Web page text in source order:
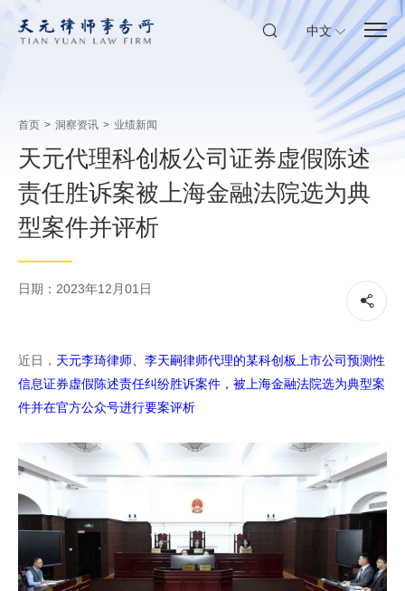
中文
首页 > 洞察资讯 > 业绩新闻
天元代理科创板公司证券虚假陈述
责任胜诉案被上海金融法院选为典
型案件并评析
日期：2023年12月01日
近日， 天元李琦律师、李天嗣律师代理的某科创板上市公司预测性
信息证券虚假陈述责任纠纷胜诉案件，被上海金融法院选为典型案
件并在官方公众号进行要案评析